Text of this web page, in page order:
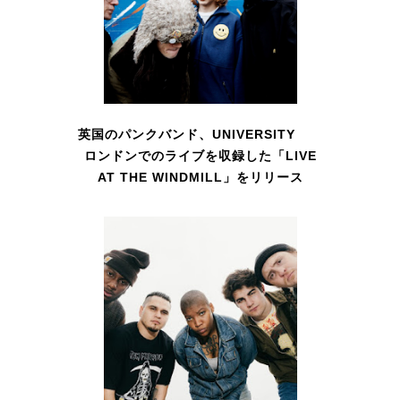
英国のパンクバンド、UNIVERSITY
ロンドンでのライブを収録した「LIVE
AT THE WINDMILL」をリリース